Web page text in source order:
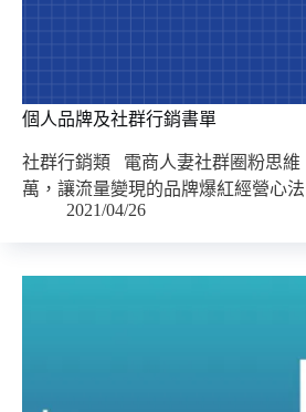
個人品牌及社群行銷書單
社群行銷類 電商人妻社群圈粉思維
萬，讓流量變現的品牌爆紅經營心
2021/04/26